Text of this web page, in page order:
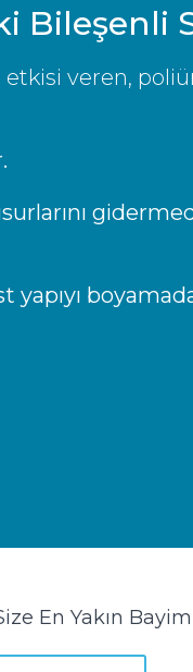
Bileşenli
veren,
boyamada
En Yakın